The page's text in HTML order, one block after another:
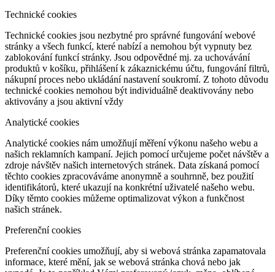
Technické cookies
Technické cookies jsou nezbytné pro správné fungování webové
stránky a všech funkcí, které nabízí a nemohou být vypnuty bez
zablokování funkcí stránky. Jsou odpovědné mj. za uchovávání
produktů v košíku, přihlášení k zákaznickému účtu, fungování filtrů,
nákupní proces nebo ukládání nastavení soukromí. Z tohoto důvodu
technické cookies nemohou být individuálně deaktivovány nebo
aktivovány a jsou aktivní vždy
Analytické cookies
Analytické cookies nám umožňují měření výkonu našeho webu a
našich reklamních kampaní. Jejich pomocí určujeme počet návštěv a
zdroje návštěv našich internetových stránek. Data získaná pomocí
těchto cookies zpracováváme anonymně a souhrnně, bez použití
identifikátorů, které ukazují na konkrétní uživatelé našeho webu.
Díky těmto cookies můžeme optimalizovat výkon a funkčnost
našich stránek.
Preferenční cookies
Preferenční cookies umožňují, aby si webová stránka zapamatovala
informace, které mění, jak se webová stránka chová nebo jak